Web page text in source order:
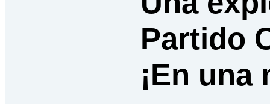
Partido
¡En